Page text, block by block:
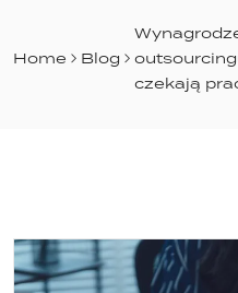
Home Blog
czekają